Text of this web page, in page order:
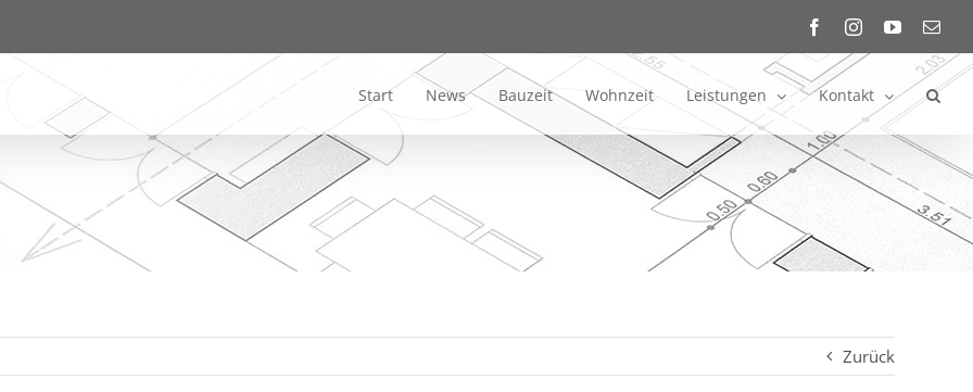
FacebookInstagramYouTube
E-
Start News Bauzeit Wohnzeit Leistungen Kontakt
Zurück